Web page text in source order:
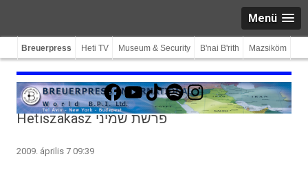
Menü
Breuerpress Heti TV Museum & Security B'nai B'rith Mazsiköm
Facebook
YouTube
TikTokSpotifyInstagram
Hetiszakasz פרשת שמיני
2009. április 7 09:39